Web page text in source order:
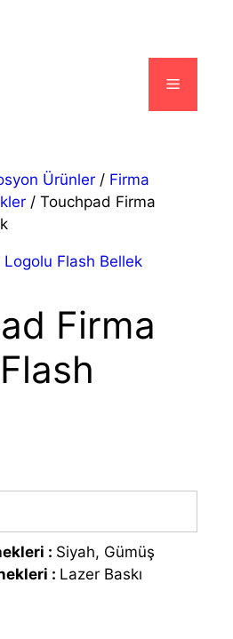
Menü
Ürünler / Firma
/ Touchpad Firma
Firma
: Siyah, Gümüş
: Lazer Baskı